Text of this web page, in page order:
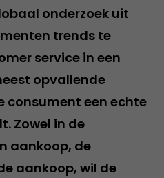
onderzoek uit
trends te
service in een
opvallende
consument een echte
Zowel in de
aankoop, de
aankoop, wil de